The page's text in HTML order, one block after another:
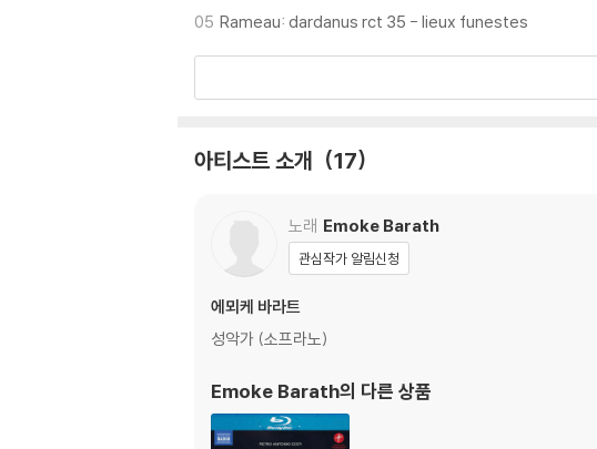
05 Rameau: dardanus rct 35 - lieux funestes
아티스트 소개 17
노래 Emoke Barath
관심작가 알림신청
에뫼케 바라트
성악가 (소프라노)
Emoke Barath의 다른 상품